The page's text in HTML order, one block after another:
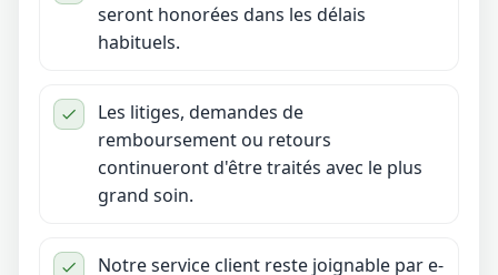
seront honorées dans les délais
habituels.
Les litiges, demandes de
remboursement ou retours
continueront d'être traités avec le plus
grand soin.
Notre service client reste joignable par e-